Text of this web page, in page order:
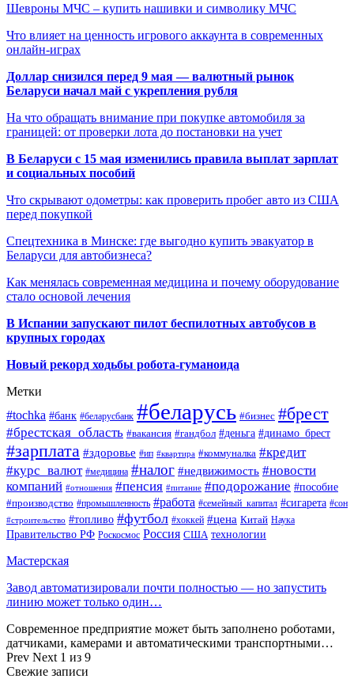
Шевроны МЧС – купить нашивки и символику МЧС
Что влияет на ценность игрового аккаунта в современных
онлайн-играх
Доллар снизился перед 9 мая — валютный рынок
Беларуси начал май с укрепления рубля
На что обращать внимание при покупке автомобиля за
границей: от проверки лота до постановки на учет
В Беларуси с 15 мая изменились правила выплат зарплат
и социальных пособий
Что скрывают одометры: как проверить пробег авто из США
перед покупкой
Спецтехника в Минске: где выгодно купить эвакуатор в
Беларуси для автобизнеса?
Как менялась современная медицина и почему оборудование
стало основой лечения
В Испании запускают пилот беспилотных автобусов в
крупных городах
Новый рекорд ходьбы робота-гуманоида
Метки
#tochka #банк #беларусбанк #беларусь #бизнес #брест
#брестская_область #вакансия #гандбол #деньга #динамо_брест
#зарплата #здоровье #ип #квартира #коммуналка #кредит
#курс_валют #медицина #налог #недвижимость #новости
компаний #отношения #пенсия #питание #подорожание #пособие
#производство #промышленность #работа #семейный_капитал #сигарета #сон
#строительство #топливо #футбол #хоккей #цена Китай Наука
Правительство РФ Роскосмос Россия США технологии
Мастерская
Завод автоматизировали почти полностью — но запустить
линию может только один…
Современное предприятие может быть заполнено роботами,
датчиками, камерами и автоматическими транспортными…
Prev Next 1 из 9
Свежие записи